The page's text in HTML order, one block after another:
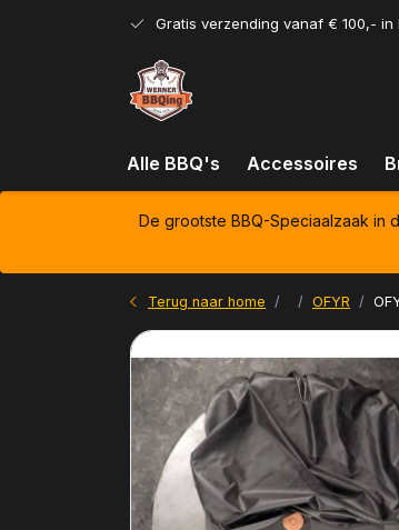
Gratis verzending vanaf € 100,- in
Alle BBQ's Accessoires
De grootste BBQ-Speciaalzaak in
Terug naar home OFYR